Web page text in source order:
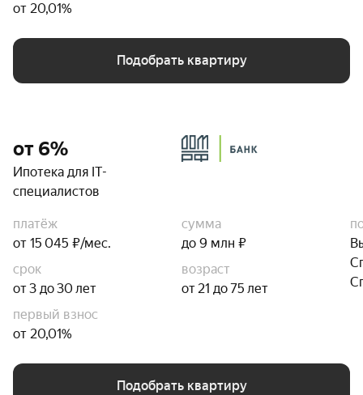
от 20,01%
Подобрать квартиру
от 6%
Ипотека для IT-
специалистов
платёж
от 15 045 ₽/мес.
сумма
до 9 млн ₽
срок
от 3 до 30 лет
возраст
от 21 до 75 лет
первый взнос
от 20,01%
Подобрать квартиру